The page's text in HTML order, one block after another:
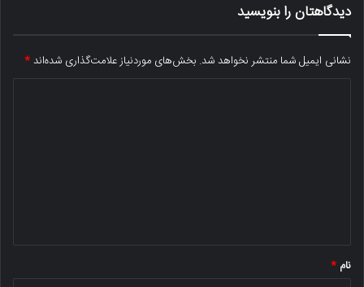
دیدگاهتان را بنویسید
نشانی ایمیل شما منتشر نخواهد شد. بخش‌های موردنیاز علامت‌گذاری شده‌اند*
نام *